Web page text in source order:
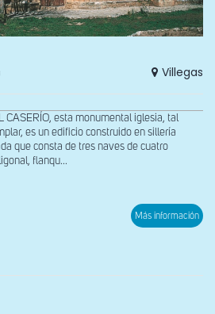
Villegas
CASERÍO, esta monumental iglesia, tal
es un edificio construido en sillería
que consta de tres naves de cuatro
flanqu...
Más información